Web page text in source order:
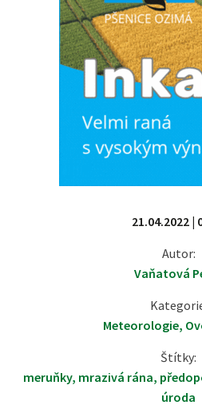
21.04.2022 |
Autor:
Vaňatová
Meteorologie,
Štítky:
meruňky, mrazivá rána,
úroda